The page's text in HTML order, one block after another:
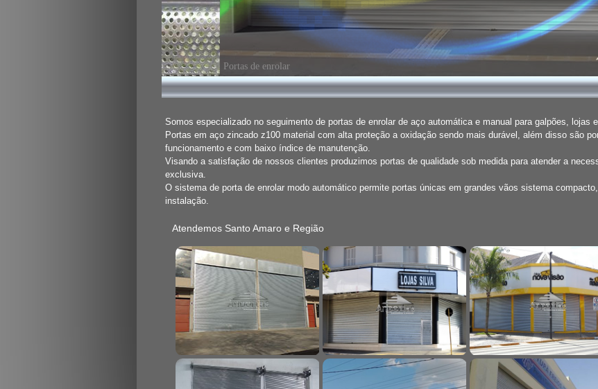
Portas de enrolar
Somos especializado no seguimento de portas de enrolar de aço automática e manual para galpões, lojas
Portas em aço zincado z100 material com alta proteção a oxidação sendo mais durável, além disso são
funcionamento e com baixo índice de manutenção.
Visando a satisfação de nossos clientes produzimos portas de qualidade sob medida para atender a
exclusiva.
O sistema de porta de enrolar modo automático permite portas únicas em grandes vãos sistema
instalação.
Atendemos Santo Amaro e Região